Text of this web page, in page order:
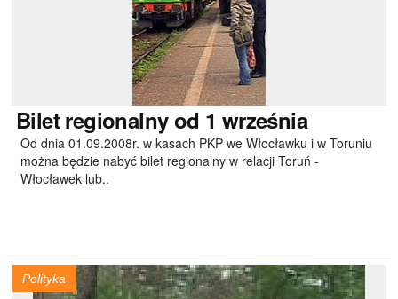
Biletregionalny od 1 września
Od dnia 01.09.2008r. w kasach PKP we Włocławku i w Toruniu
można będzie nabyć bilet regionalny w relacji Toruń -
Włocławek lub..
Polityka